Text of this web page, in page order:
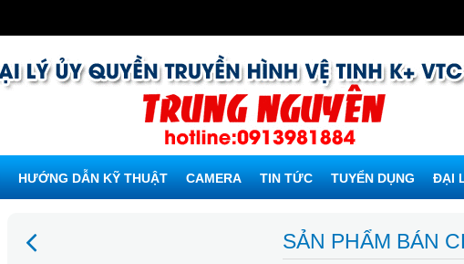
HƯỚNG DẪN KỸ THUẬT CAMERA TIN TỨC TUYỂN DỤNG ĐẠI
SẢN PHẨM BÁN